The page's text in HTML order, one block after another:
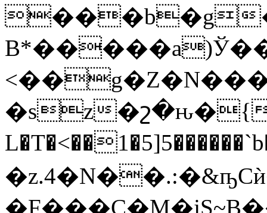
���b�g
�sz�շ�ԋ�{